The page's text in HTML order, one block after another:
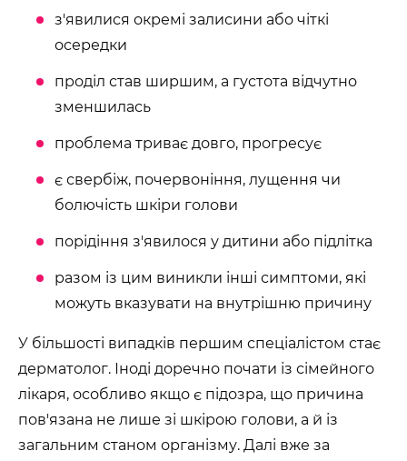
з'явилися окремі залисини або чіткі
осередки
проділ став ширшим, а густота відчутно
зменшилась
проблема триває довго, прогресує
є свербіж, почервоніння, лущення чи
болючість шкіри голови
порідіння з'явилося у дитини або підлітка
разом із цим виникли інші симптоми, які
можуть вказувати на внутрішню причину
У більшості випадків першим спеціалістом стає
дерматолог. Іноді доречно почати із сімейного
лікаря, особливо якщо є підозра, що причина
пов'язана не лише зі шкірою голови, а й із
загальним станом організму. Далі вже за